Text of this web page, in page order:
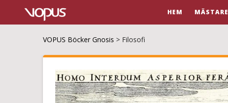
HEM MÄSTARE
VOPUS Böcker Gnosis > Filosofi